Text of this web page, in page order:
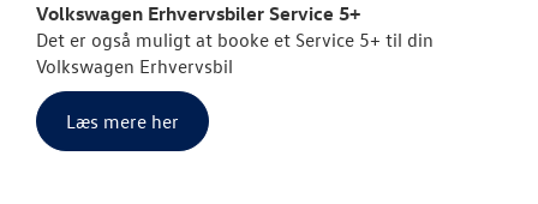
JOB OG
Volkswagen Erhvervsbiler Service 5+
Det er også muligt at booke et Service 5+ til din
Volkswagen Erhvervsbil
Læs mere her